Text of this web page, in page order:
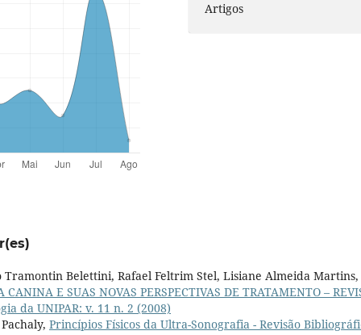
Artigos
Tramontin Belettini, Rafael Feltrim Stel, Lisiane Almeida Martins,
CANINA E SUAS NOVAS PERSPECTIVAS DE TRATAMENTO –
da UNIPAR: v. 11 n. 2 (2008)
Princípios Físicos da Ultra-Sonografia - Revisão